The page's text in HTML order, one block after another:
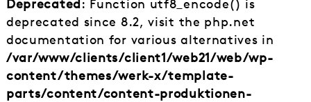
Deprecated: Function utf8_encode() is
deprecated since 8.2, visit the php.net
documentation for various alternatives in
/var/www/clients/client1/web21/web/wp-
content/themes/werk-x/template-
parts/content/content-produktionen-